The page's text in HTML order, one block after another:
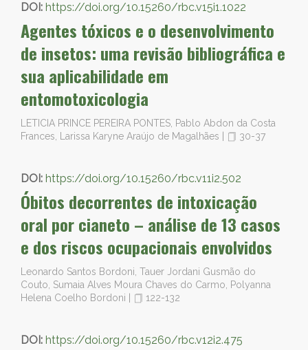
DOI: https://doi.org/10.15260/rbc.v15i1.1022
Agentes tóxicos e o desenvolvimento
de insetos: uma revisão bibliográfica e
sua aplicabilidade em
entomotoxicologia
LETICIA PRINCE PEREIRA PONTES, Pablo Abdon da Costa
Frances, Larissa Karyne Araújo de Magalhães
30-37
DOI: https://doi.org/10.15260/rbc.v11i2.502
Óbitos decorrentes de intoxicação
oral por cianeto – análise de 13 casos
e dos riscos ocupacionais envolvidos
Leonardo Santos Bordoni, Tauer Jordani Gusmão do
Couto, Sumaia Alves Moura Chaves do Carmo, Polyanna
Helena Coelho Bordoni
122-132
DOI: https://doi.org/10.15260/rbc.v12i2.475